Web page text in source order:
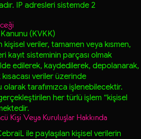
IP adresleri sistemde 2
Kanunu (KVKK)
kişisel veriler, tamamen veya kısmen,
kayıt sisteminin parçası olmak
edilerek, kaydedilerek, depolanarak,
veriler üzerinde
tarafımızca işlenebilecektir.
her türlü işlem “kişisel
Kişi Veya Kuruluşlar Hakkında
ile paylaşılan kişisel verilerin